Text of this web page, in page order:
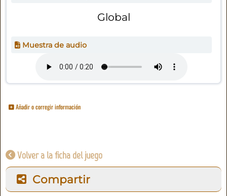
Global
Muestra de audio
Añadir o corregir información
Volver a la ficha del juego
Compartir